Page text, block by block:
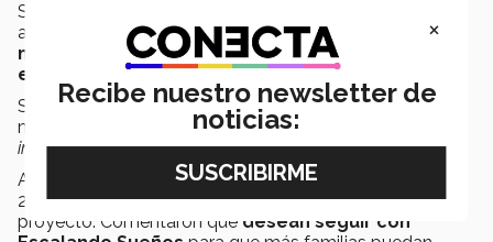
Se sabía que era
a la alta demanda de la beca; aunque Mauricio se sintió
motivado
a aplicar, Carlos no compartía el mismo
entusiasmo.
Sin embargo, laspalabras de alientode su amigo lo
motivaron a
seguir adelantecon la aplicación. "
intentas no pierdes nada",dijo Mauricio a Carlos.
Así ambos estudiantes fueron participantes y en marzo
2024 nombrados como acreedores a la beca gracias al
proyecto. Comentaron que desean seguir con
×
Recibe nuestro newsletter de
noticias: